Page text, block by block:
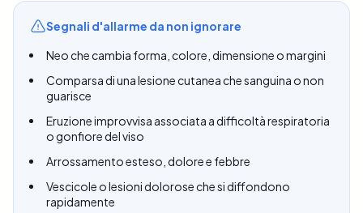
Segnali d'allarme da non ignorare
Neo che cambia forma, colore, dimensione o margini
Comparsa di una lesione cutanea che sanguina o non
guarisce
Eruzione improvvisa associata a difficoltà respiratoria
o gonfiore del viso
Arrossamento esteso, dolore e febbre
Vescicole o lesioni dolorose che si diffondono
rapidamente